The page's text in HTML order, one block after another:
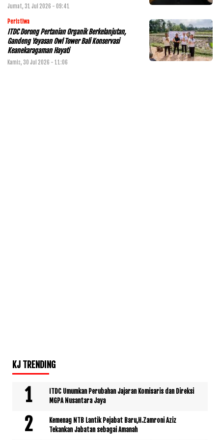
Jumat, 31 Jul 2026 - 09:41
Peristiwa
ITDC Dorong Pertanian Organik Berkelanjutan,
Gandeng Yayasan Owl Tower Bali Konservasi
Keanekaragaman Hayati
Kamis, 30 Jul 2026 - 11:06
KJ TRENDING
ITDC Umumkan Perubahan Jajaran Komisaris dan Direksi
MGPA Nusantara Jaya
Kemenag NTB Lantik Pejabat Baru,H.Zamroni Aziz
Tekankan Jabatan sebagai Amanah